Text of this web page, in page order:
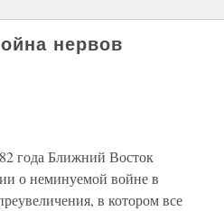
нервов
года Ближний Восток
о неминуемой войне в
в котором все